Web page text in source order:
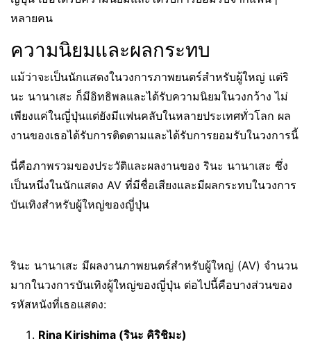
หลายคน
ความนิยมและผลกระทบ
แม้ว่าจะเป็นนักแสดงในวงการภาพยนตร์สำหรับผู้ใหญ่ แต่ริ
นะ นานาเสะ ก็มีอิทธิพลและได้รับความนิยมในวงกว้าง ไม่
เพียงแค่ในญี่ปุ่นแต่ยังมีแฟนคลับในหลายประเทศทั่วโลก ผล
งานของเธอได้รับการติดตามและได้รับการยอมรับในวงการนี้
นี่คือภาพรวมของประวัติและผลงานของ รินะ นานาเสะ ซึ่ง
เป็นหนึ่งในนักแสดง AV ที่มีชื่อเสียงและมีผลกระทบในวงการ
บันเทิงสำหรับผู้ใหญ่ของญี่ปุ่น
รินะ นานาเสะ มีผลงานภาพยนตร์สำหรับผู้ใหญ่ (AV) จำนวน
มากในวงการบันเทิงผู้ใหญ่ของญี่ปุ่น ต่อไปนี้คือบางส่วนของ
รหัสหนังที่เธอแสดง:
Rina Kirishima (รินะ คิริชิมะ)